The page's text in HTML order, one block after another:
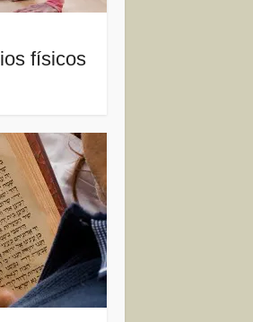
físicos